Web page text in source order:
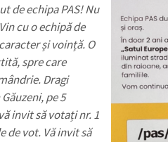
de echipa PAS! Nu
cu o echipă de
și voință. O
spre care
Dragi
pe 5
invit să votați nr. 1
de vot. Vă invit să